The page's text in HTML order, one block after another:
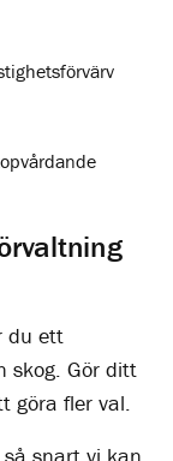
du ett
skog. Gör ditt
göra fler val.